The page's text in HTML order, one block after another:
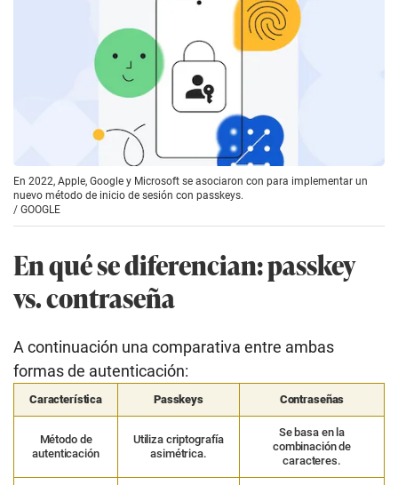
En 2022, Apple, Google y Microsoft se asociaron con para implementar un
nuevo método de inicio de sesión con passkeys.
/ GOOGLE
En qué se diferencian: passkey
vs. contraseña
A continuación una comparativa entre ambas
formas de autenticación:
Característica Passkeys Contraseñas
Método de
autenticación
Utiliza criptografía
asimétrica.
Se basa en la
combinación de
caracteres.